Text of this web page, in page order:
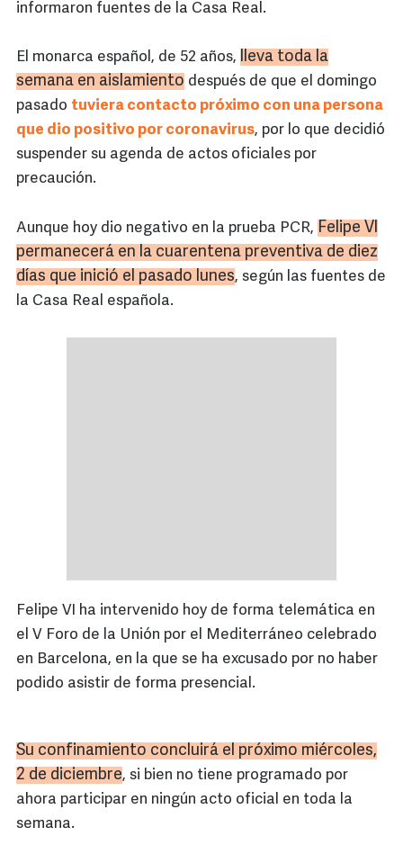
informaron fuentes de la Casa Real.
El monarca español, de 52 años, lleva toda la
semana en aislamiento después de que el domingo
pasado tuviera contacto próximo con una persona
que dio positivo por coronavirus, por lo que decidió
suspender su agenda de actos oficiales por
precaución.
Aunque hoy dio negativo en la prueba PCR, Felipe VI
permanecerá en la cuarentena preventiva de diez
días que inició el pasado lunes, según las fuentes de
la Casa Real española.
Felipe VI ha intervenido hoy de forma telemática en
el V Foro de la Unión por el Mediterráneo celebrado
en Barcelona, en la que se ha excusado por no haber
podido asistir de forma presencial.
Su confinamiento concluirá el próximo miércoles,
2 de diciembre, si bien no tiene programado por
ahora participar en ningún acto oficial en toda la
semana.